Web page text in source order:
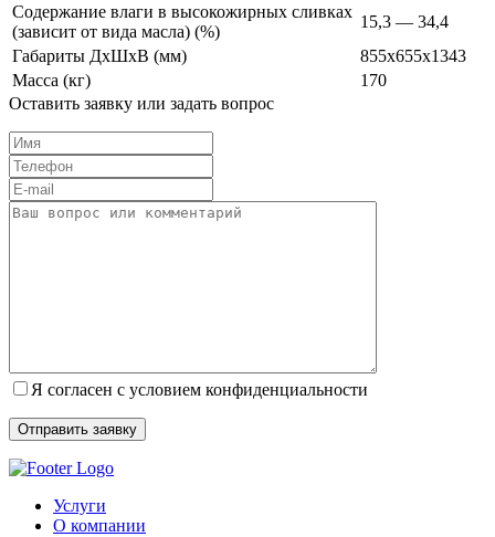
Содержание влаги в высокожирных сливках
(зависит от вида масла) (%)
15,3 — 34,4
Габариты ДxШxВ (мм)
855x655x1343
Масса (кг)
170
Оставить заявку или задать вопрос
Я согласен с условием конфиденциальности
Услуги
О компании